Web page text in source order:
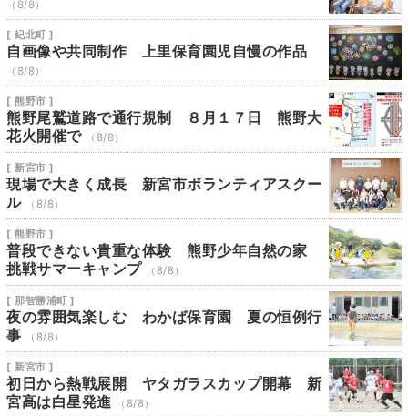
（8/8）
[ 紀北町 ]
自画像や共同制作 上里保育園児自慢の作品
（8/8）
[ 熊野市 ]
熊野尾鷲道路で通行規制 ８月１７日 熊野大
花火開催で
（8/8）
[ 新宮市 ]
現場で大きく成長 新宮市ボランティアスクー
ル
（8/8）
[ 熊野市 ]
普段できない貴重な体験 熊野少年自然の家
挑戦サマーキャンプ
（8/8）
[ 那智勝浦町 ]
夜の雰囲気楽しむ わかば保育園 夏の恒例行
事
（8/8）
[ 新宮市 ]
初日から熱戦展開 ヤタガラスカップ開幕 新
宮高は白星発進
（8/8）